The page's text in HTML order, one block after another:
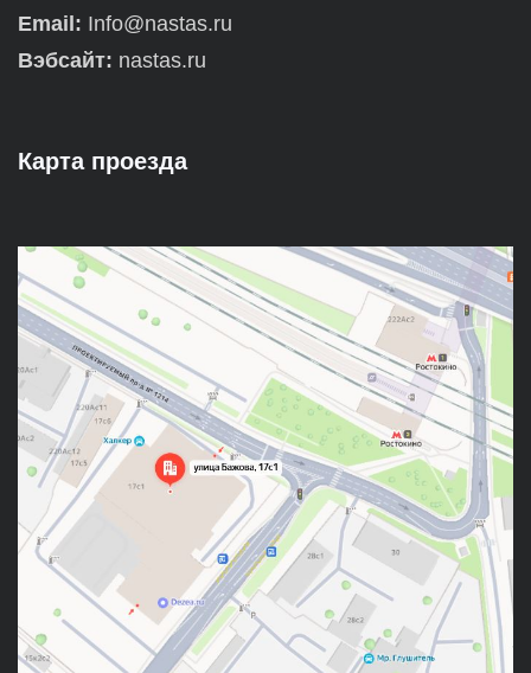
Email: Info@nastas.ru
Вэбсайт: nastas.ru
Карта проезда